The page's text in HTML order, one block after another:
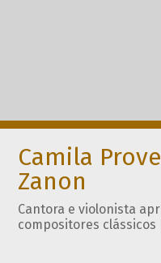
Camila
Zanon
Cantora e violonista
compositores clássicos